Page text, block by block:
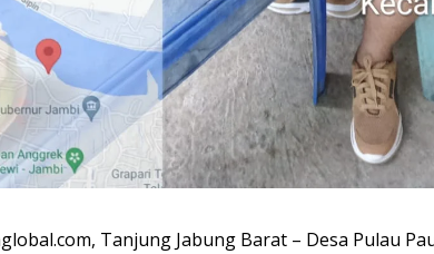
Tanjung Jabung Barat – Desa Pulau